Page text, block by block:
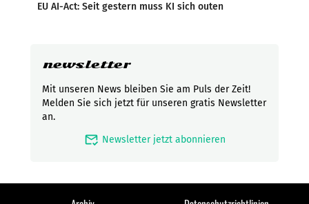
EU AI-Act: Seit gestern muss KI sich outen
newsletter
Mit unseren News bleiben Sie am Puls der Zeit!
Melden Sie sich jetzt für unseren gratis Newsletter
an.
mark_email_read Newsletter jetzt abonnieren